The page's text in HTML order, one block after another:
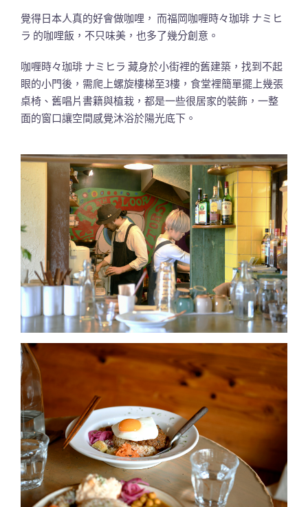
覺得日本人真的好會做咖哩， 而福岡咖喱時々珈琲 ナミヒ
ラ 的咖哩飯，不只味美，也多了幾分創意。
咖喱時々珈琲 ナミヒラ 藏身於小街裡的舊建築，找到不起
眼的小門後，需爬上螺旋樓梯至3樓，食堂裡簡單擺上幾張
桌椅、舊唱片書籍與植栽，都是一些很居家的裝飾，一整
面的窗口讓空間感覺沐浴於陽光底下。